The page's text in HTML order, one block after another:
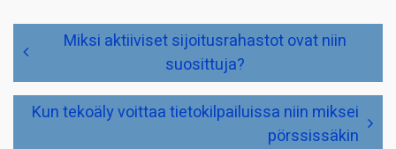
Artikkelien
selaus
Miksi aktiiviset sijoitusrahastot ovat niin
suosittuja?
Kun tekoäly voittaa tietokilpailuissa niin miksei
pörssissäkin